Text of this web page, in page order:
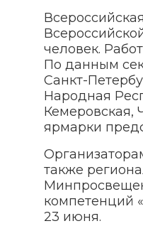
человек.
По данным
Санкт-
Народная
Кемеровская,
ярмарки
также
компетенций
23 июня.